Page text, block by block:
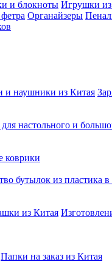
и блокноты Игрушки из
Органайзеры
и наушники из Китая
настольного и
коврики
бутылок из пластика
из Китая
Папки на заказ из Китая